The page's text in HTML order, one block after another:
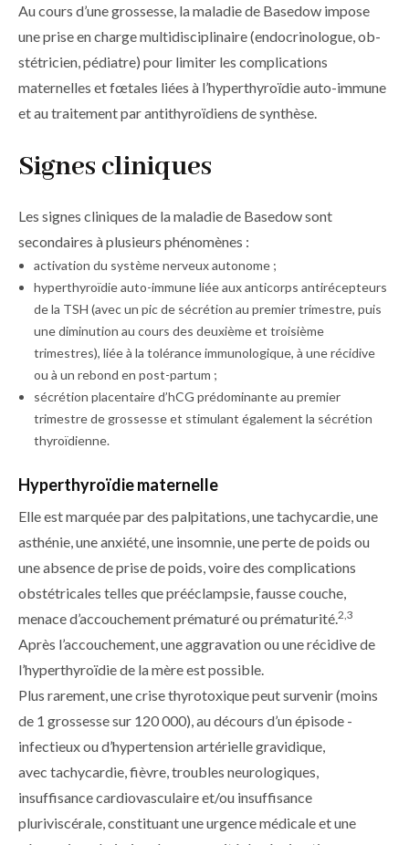
Au cours d’une grossesse, la maladie de Basedow impose
une prise en charge multidisciplinaire (endocrinologue, ob­
stétricien, pédiatre) pour limiter les complications
maternelles et fœtales liées à l’hyperthyroïdie auto-immune
et au traitement par antithyroïdiens de synthèse.
Signes cliniques
Les signes cliniques de la maladie de Basedow sont
secondaires à plusieurs phénomènes :
activation du système nerveux autonome ;
hyperthyroïdie auto-immune liée aux anticorps antirécepteurs
de la TSH (avec un pic de sécrétion au premier trimestre, puis
une diminution au cours des deuxième et troisième
trimestres), liée à la tolérance immunologique, à une récidive
ou à un rebond en post-partum ;
sécrétion placentaire d’hCG prédominante au premier
trimestre de grossesse et stimulant également la sécrétion
thyroïdienne.
Hyperthyroïdie maternelle
Elle est marquée par des palpitations, une tachycardie, une
asthénie, une anxiété, une insomnie, une perte de poids ou
une absence de prise de poids, voire des complications
obstétricales telles que pré­éclampsie, fausse couche,
menace d’accouchement prématuré ou prématurité.2,3
Après l’accouchement, une aggravation ou une récidive de
l’hyperthyroïdie de la mère est possible.
Plus rarement, une crise thyrotoxique peut survenir (moins
de 1 grossesse sur 120 000), au décours d’un épisode ­
infectieux ou d’hypertension artérielle gravidique,
avec tachycardie, fièvre, troubles neurologiques,
insuffisance ­cardiovasculaire et/ou insuffisance
pluriviscérale, constituant une urgence médicale et une